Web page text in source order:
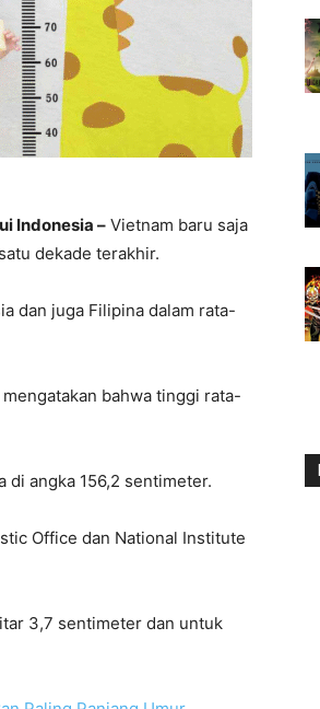
Indonesia – Vietnam baru saja
dekade terakhir.
dan juga Filipina dalam rata-
bahwa tinggi rata-
di angka 156,2 sentimeter.
Office dan National Institute
3,7 sentimeter dan untuk